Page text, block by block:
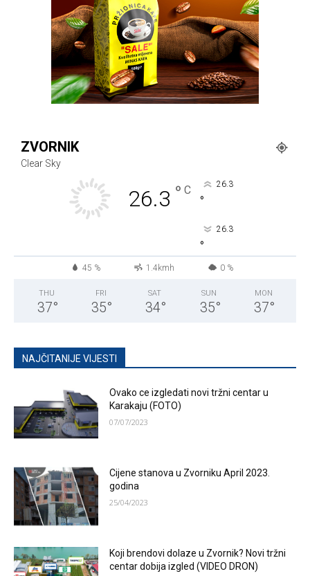
ZVORNIK
Clear Sky
26.3 ° C 26.3
°
26.3
°
45 % 1.4kmh 0 %
THU
37°
FRI
35°
SAT
34°
SUN
35°
MON
37°
NAJČITANIJE VIJESTI
Ovako ce izgledati novi tržni centar u
Karakaju (FOTO)
07/07/2023
Cijene stanova u Zvorniku April 2023.
godina
25/04/2023
Koji brendovi dolaze u Zvornik? Novi tržni
centar dobija izgled (VIDEO DRON)